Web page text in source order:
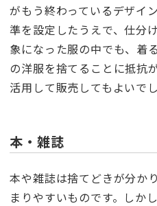
がもう終わっているデザイ
準を設定したうえで、仕分
象になった服の中でも、着
の洋服を捨てることに抵抗
活用して販売してもよいでし
本・雑誌
本や雑誌は捨てどきが分か
まりやすいものです。しか